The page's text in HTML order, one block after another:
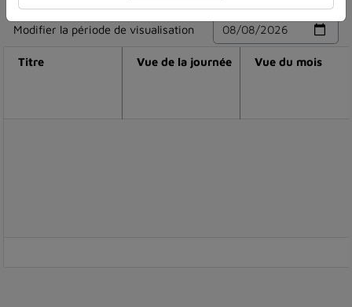
Modifier la période de visualisation
Titre Vue de la journée Vue du mois